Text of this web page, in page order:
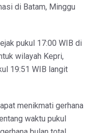
di Batam, Minggu
pukul 17:00 WIB di
wilayah Kepri,
19:51 WIB langit
menikmati gerhana
waktu pukul